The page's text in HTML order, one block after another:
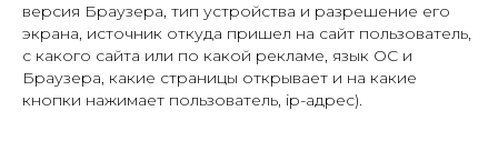
версия Браузера, тип устройства и разрешение его
экрана, источник откуда пришел на сайт пользователь,
с какого сайта или по какой рекламе, язык ОС и
Браузера, какие страницы открывает и на какие
кнопки нажимает пользователь, ip-адрес).